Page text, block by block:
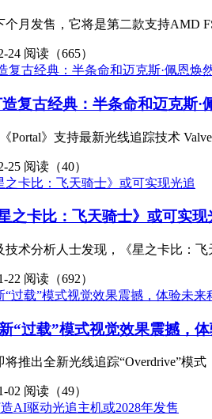
个月发售，它将是第二款支持AMD
24 阅读（665）
复古经典：半条命和迈克斯·
Portal》支持最新光线追踪技术
25 阅读（40）
之卡比：飞天骑士》或可实现
术分析人士发现，《星之卡比：
22 阅读（692）
“过载”模式视觉效果震撼，
将推出全新光线追踪“Overdrive”
02 阅读（49）